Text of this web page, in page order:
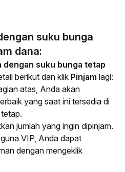
suku bunga
dana:
berikut dan klik Pinjam lagi:
atas, Anda akan
yang saat ini tersedia di
jumlah yang ingin dipinjam.
VIP, Anda dapat
dengan mengeklik